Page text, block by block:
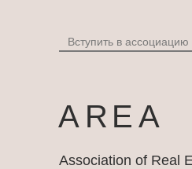
A
A
Association of Real
E
R
Вступить в ассоциацию